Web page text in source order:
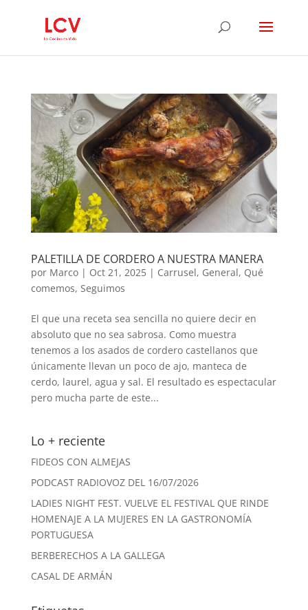
PALETILLA DE CORDERO A NUESTRA MANERA
por Marco| Oct 21, 2025| Carrusel, General, Qué
comemos, Seguimos
El que una receta sea sencilla no quiere decir en
absoluto que no sea sabrosa. Como muestra
tenemos a los asados de cordero castellanos que
únicamente llevan un poco de ajo, manteca de
cerdo, laurel, agua y sal. El resultado es espectacular
pero mucha parte de este...
Lo + reciente
FIDEOS CON ALMEJAS
PODCAST RADIOVOZ DEL 16/07/2026
LADIES NIGHT FEST. VUELVE EL FESTIVAL QUE RINDE
HOMENAJE A LA MUJERES EN LA GASTRONOMÍA
PORTUGUESA
BERBERECHOS A LA GALLEGA
CASAL DE ARMÁN